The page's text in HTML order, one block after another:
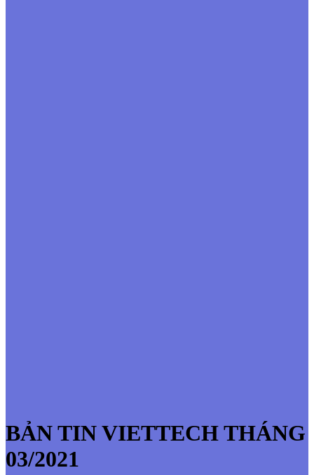
BẢN TIN VIETTECH THÁNG
03/2021